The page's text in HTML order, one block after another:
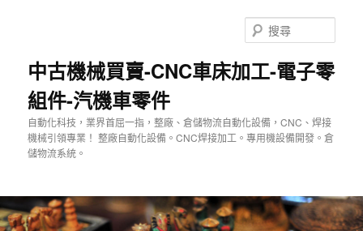
中古機械買賣-CNC車床加工-電子零
組件-汽機車零件
自動化科技，業界首屈一指，整廠、倉儲物流自動化設備，CNC、焊接
機械引領專業！ 整廠自動化設備。CNC焊接加工。專用機設備開發。倉
儲物流系統。
尋